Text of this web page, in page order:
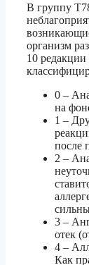
В группу
организм
10
0 –
на
1 –
после
2 –
3 –
отек
4 –
Как